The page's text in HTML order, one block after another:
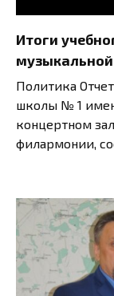
Итоги
Политика
школы № 1
концертном
филармонии,